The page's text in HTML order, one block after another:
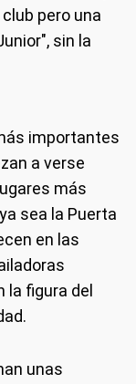
pero una
sin la
importantes
a verse
más
sea la Puerta
en las
figura del
unas